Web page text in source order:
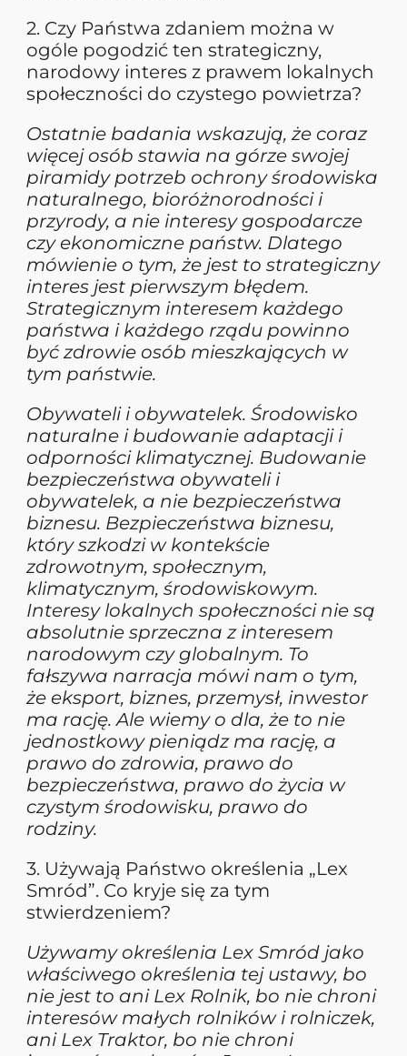
2. Czy Państwa zdaniem można w
ogóle pogodzić ten strategiczny,
narodowy interes z prawem lokalnych
społeczności do czystego powietrza?
Ostatnie badania wskazują, że coraz
więcej osób stawia na górze swojej
piramidy potrzeb ochrony środowiska
naturalnego, bioróżnorodności i
przyrody, a nie interesy gospodarcze
czy ekonomiczne państw. Dlatego
mówienie o tym, że jest to strategiczny
interes jest pierwszym błędem.
Strategicznym interesem każdego
państwa i każdego rządu powinno
być zdrowie osób mieszkających w
tym państwie.
Obywateli i obywatelek. Środowisko
naturalne i budowanie adaptacji i
odporności klimatycznej. Budowanie
bezpieczeństwa obywateli i
obywatelek, a nie bezpieczeństwa
biznesu. Bezpieczeństwa biznesu,
który szkodzi w kontekście
zdrowotnym, społecznym,
klimatycznym, środowiskowym.
Interesy lokalnych społeczności nie są
absolutnie sprzeczna z interesem
narodowym czy globalnym. To
fałszywa narracja mówi nam o tym,
że eksport, biznes, przemysł, inwestor
ma rację. Ale wiemy o dla, że to nie
jednostkowy pieniądz ma rację, a
prawo do zdrowia, prawo do
bezpieczeństwa, prawo do życia w
czystym środowisku, prawo do
rodziny.
3. Używają Państwo określenia „Lex
Smród”. Co kryje się za tym
stwierdzeniem?
Używamy określenia Lex Smród jako
właściwego określenia tej ustawy, bo
nie jest to ani Lex Rolnik, bo nie chroni
interesów małych rolników i rolniczek,
ani Lex Traktor, bo nie chroni